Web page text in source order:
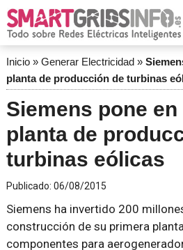
Inicio» Generar Electricidad»
planta de producción de turbinas
Siemens pone
planta de
turbinas eólicas
Publicado: 06/08/2015
Siemens ha invertido 200
construcción de su primera
componentes para